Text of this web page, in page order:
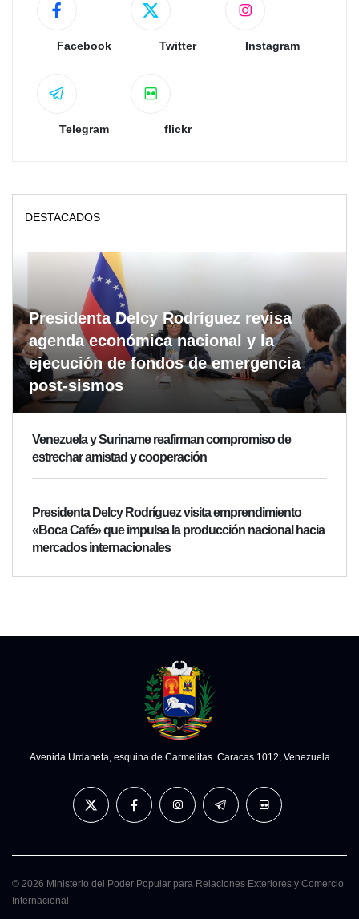
Facebook Twitter Instagram
Telegram flickr
DESTACADOS
Presidenta Delcy Rodríguez revisa
agenda económica nacional y la
ejecución de fondos de emergencia
post-sismos
Venezuela y Suriname reafirman compromiso de
estrechar amistad y cooperación
Presidenta Delcy Rodríguez visita emprendimiento
«Boca Café» que impulsa la producción nacional hacia
mercados internacionales
Avenida Urdaneta, esquina de Carmelitas. Caracas 1012, Venezuela
© 2026 Ministerio del Poder Popular para Relaciones Exteriores y Comercio
Internacional